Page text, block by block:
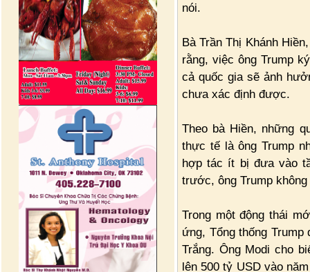
nói.
Bà Trần Thị Khánh
rằng, việc ông Trump
cả quốc gia sẽ ảnh
chưa xác định được.
Theo bà Hiền, những
thực tế là ông Trump
hợp tác ít bị đưa vào
trước, ông Trump
Trong một động thái
ứng, Tổng thống
Trắng. Ông Modi cho
lên 500 tỷ USD vào